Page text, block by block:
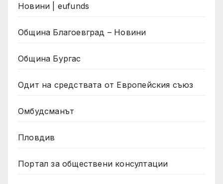
Новини | eufunds
Община Благоевград – Новини
Община Бургас
Одит на средствата от Европейския съюз
Омбудсманът
Пловдив
Портал за обществени консултации